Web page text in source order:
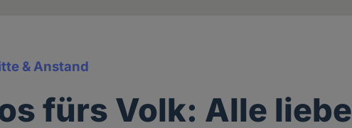
& Anstand
fürs Volk: Alle